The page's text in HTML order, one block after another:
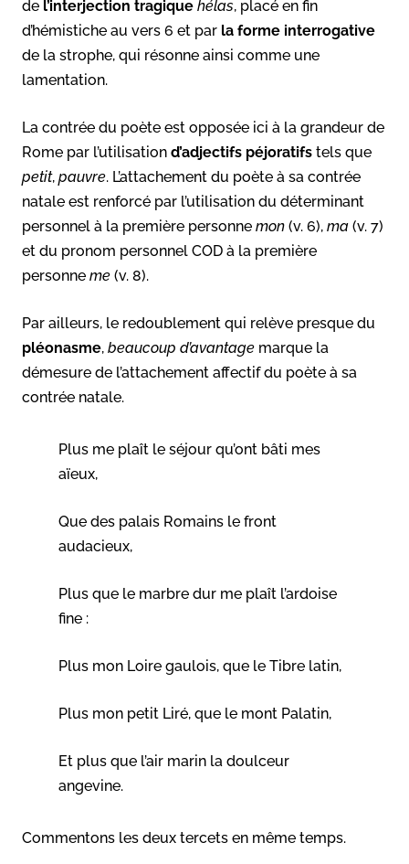
de l’interjection tragique hélas, placé en fin
d’hémistiche au vers 6 et par la forme interrogative
de la strophe, qui résonne ainsi comme une
lamentation.
La contrée du poète est opposée ici à la grandeur de
Rome par l’utilisation d’adjectifs péjoratifs tels que
petit, pauvre. L’attachement du poète à sa contrée
natale est renforcé par l’utilisation du déterminant
personnel à la première personne mon (v. 6), ma (v. 7)
et du pronom personnel COD à la première
personne me (v. 8).
Par ailleurs, le redoublement qui relève presque du
pléonasme, beaucoup d’avantage marque la
démesure de l’attachement affectif du poète à sa
contrée natale.
Plus me plaît le séjour qu’ont bâti mes
aïeux,
Que des palais Romains le front
audacieux,
Plus que le marbre dur me plaît l’ardoise
fine :
Plus mon Loire gaulois, que le Tibre latin,
Plus mon petit Liré, que le mont Palatin,
Et plus que l’air marin la doulceur
angevine.
Commentons les deux tercets en même temps.